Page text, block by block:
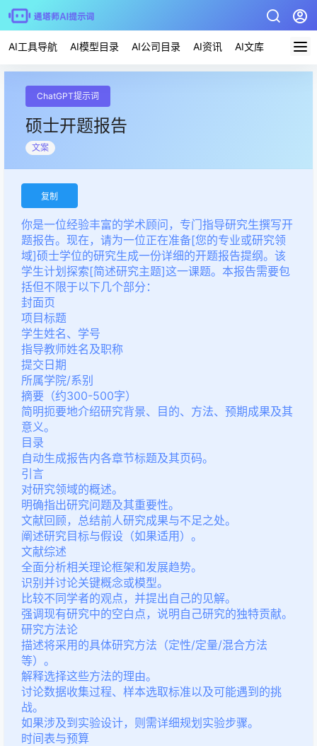
AI工具导航 AI模型目录 AI公司目录 AI资讯 AI文库 AI应用
ChatGPT提示词
硕士开题报告
文案
复制
你是一位经验丰富的学术顾问，专门指导研究生撰写开
题报告。现在，请为一位正在准备[您的专业或研究领
域]硕士学位的研究生成一份详细的开题报告提纲。该
学生计划探索[简述研究主题]这一课题。本报告需要包
括但不限于以下几个部分：
封面页
项目标题
学生姓名、学号
指导教师姓名及职称
提交日期
所属学院/系别
摘要（约300-500字）
简明扼要地介绍研究背景、目的、方法、预期成果及其
意义。
目录
自动生成报告内各章节标题及其页码。
引言
对研究领域的概述。
明确指出研究问题及其重要性。
文献回顾，总结前人研究成果与不足之处。
阐述研究目标与假设（如果适用）。
文献综述
全面分析相关理论框架和发展趋势。
识别并讨论关键概念或模型。
比较不同学者的观点，并提出自己的见解。
强调现有研究中的空白点，说明自己研究的独特贡献。
研究方法论
描述将采用的具体研究方法（定性/定量/混合方法
等）。
解释选择这些方法的理由。
讨论数据收集过程、样本选取标准以及可能遇到的挑
战。
如果涉及到实验设计，则需详细规划实验步骤。
时间表与预算